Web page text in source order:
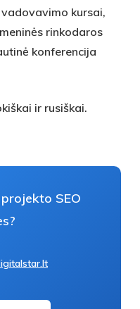
kursai,
rinkodaros
konferencija
ir rusiškai.
SEO